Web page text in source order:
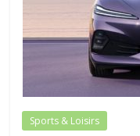
Sports & Loisirs